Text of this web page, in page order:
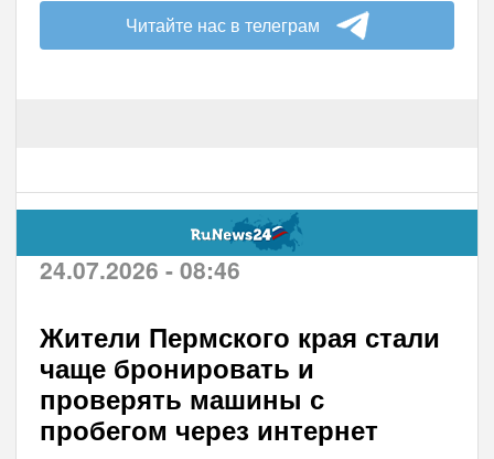
Читайте нас в телеграм
24.07.2026 - 08:46
Жители Пермского края стали
чаще бронировать и
проверять машины с
пробегом через интернет